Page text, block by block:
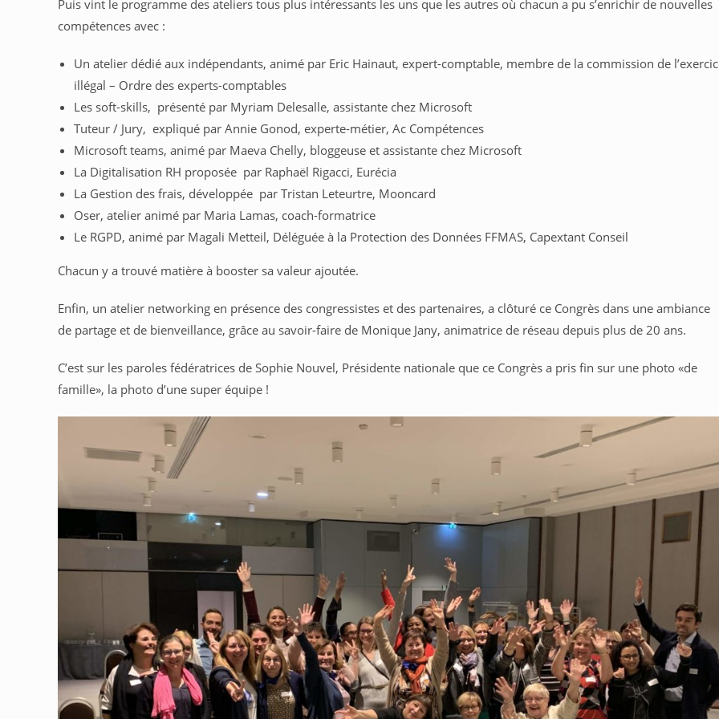
Puis vint le programme des ateliers tous plus intéressants les uns que les autres où chacun a pu s’enrichir de nouvelles
compétences avec :
Un atelier dédié aux indépendants, animé par Eric Hainaut, expert-comptable, membre de la commission de
illégal – Ordre des experts-comptables
Les soft-skills, présenté par Myriam Delesalle, assistante chez Microsoft
Tuteur / Jury, expliqué par Annie Gonod, experte-métier, Ac Compétences
Microsoft teams, animé par Maeva Chelly, bloggeuse et assistante chez Microsoft
La Digitalisation RH proposée par Raphaël Rigacci, Eurécia
La Gestion des frais, développée par Tristan Leteurtre, Mooncard
Oser, atelier animé par Maria Lamas, coach-formatrice
Le RGPD, animé par Magali Metteil, Déléguée à la Protection des Données FFMAS, Capextant Conseil
Chacun y a trouvé matière à booster sa valeur ajoutée.
Enfin, un atelier networking en présence des congressistes et des partenaires, a clôturé ce Congrès dans une ambiance
de partage et de bienveillance, grâce au savoir-faire de Monique Jany, animatrice de réseau depuis plus de 20 ans.
C’est sur les paroles fédératrices de Sophie Nouvel, Présidente nationale que ce Congrès a pris fin sur une photo «de
famille», la photo d’une super équipe !